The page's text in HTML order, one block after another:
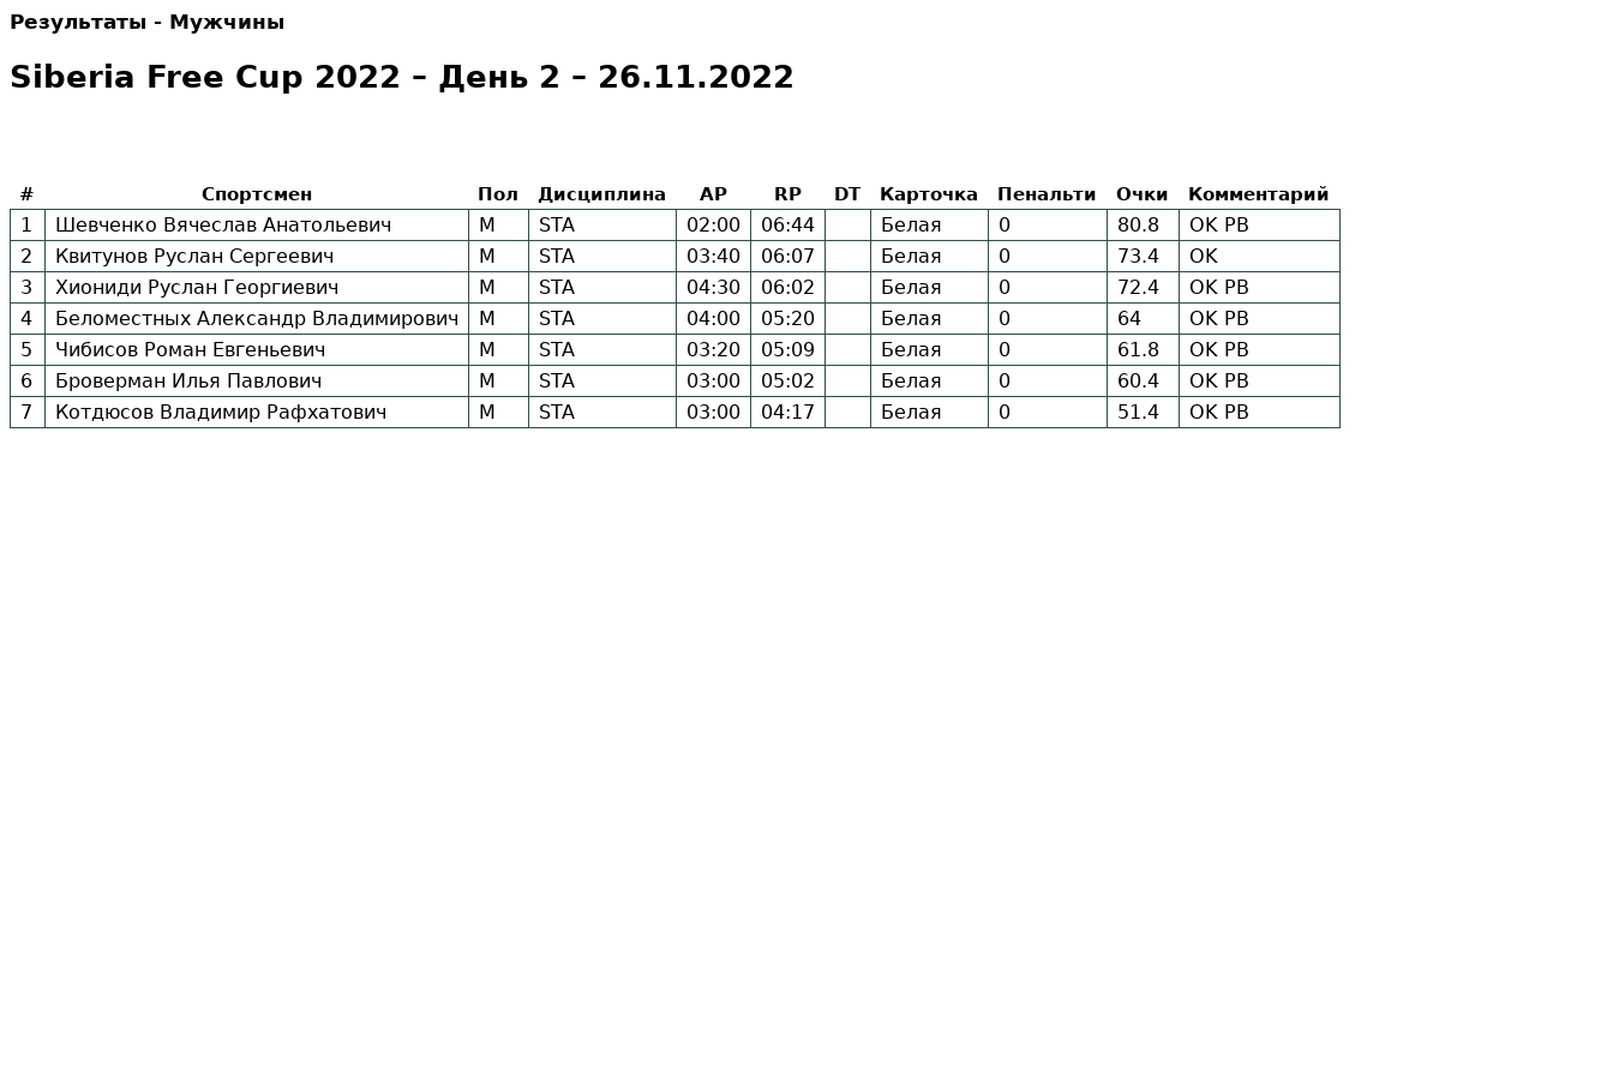
Результаты - Мужчины
Siberia Free Cup 2022 – День 2 – 26.11.2022
# Спортсмен Пол Дисциплина AP RP DT Карточка Пенальти Очки Комментарий
1 Шевченко Вячеслав Анатольевич М STA 02:00 06:44 Белая 0 80.8 OK PB
2
Квитунов Руслан Сергеевич М STA 03:40 06:07 Белая 0 73.4
OK
3
Хиониди Руслан Георгиевич М STA 04:30 06:02 Белая 0 72.4 OK PB
4
Беломестных Александр Владимирович М STA 04:00 05:20 Белая 0 64 OK PB
5
Чибисов Роман Евгеньевич М STA 03:20 05:09 Белая 0 61.8 OK PB
6
Броверман Илья Павлович М STA 03:00 05:02 Белая 0 60.4 OK PB
7
Котдюсов Владимир Рафхатович М STA 03:00 04:17 Белая 0 51.4 OK PB